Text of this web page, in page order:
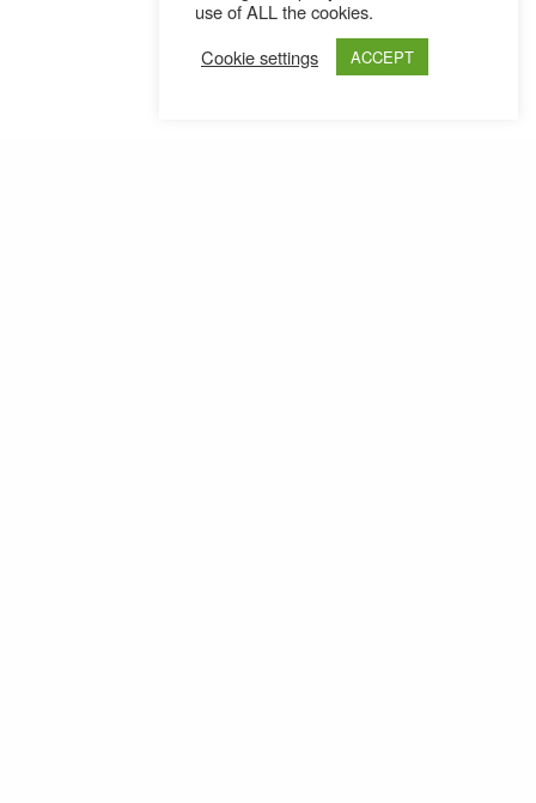
use of ALL the cookies.
Cookie settings
ACCEPT